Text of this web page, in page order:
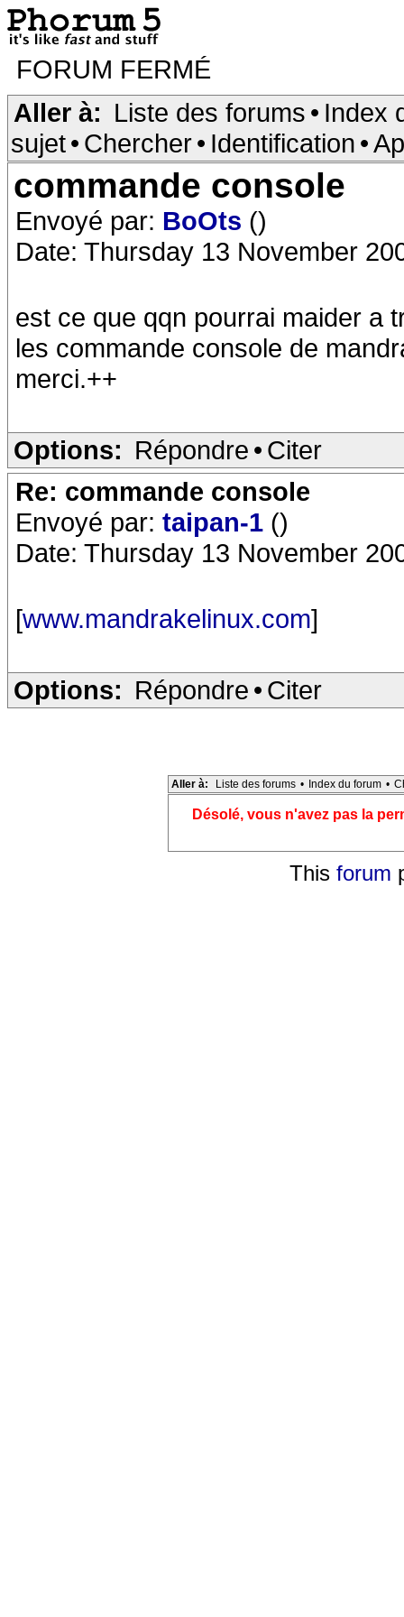
FORUM FERMÉ
Aller à: Liste des forums • Index
sujet• Chercher• Identification •
commande console
Envoyé par: BoOts ()
Date: Thursday 13 November
est ce que qqn pourrai maider a
les commande console de
merci.++
Options: Répondre • Citer
Re: commande console
Envoyé par: taipan-1 ()
Date: Thursday 13 November
[www.mandrakelinux.com]
Options: Répondre • Citer
Aller à: Liste des forums • Index du forum •
Désolé, vous n'avez pas la
This forum